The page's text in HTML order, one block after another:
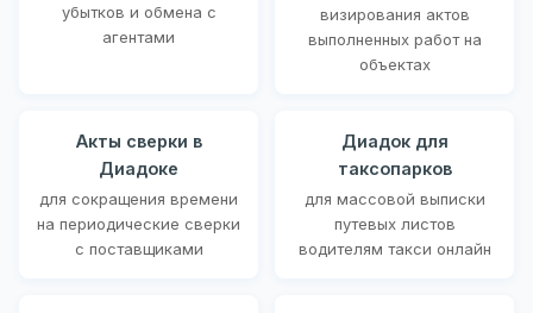
убытков и обмена с
агентами
визирования актов
выполненных работ на
объектах
Акты сверки в
Диадоке
для сокращения времени
на периодические сверки
с поставщиками
Диадок для
таксопарков
для массовой выписки
путевых листов
водителям такси онлайн